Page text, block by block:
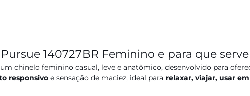
140727BR Feminino e para que serve
chinelo feminino casual, leve e anatômico, desenvolvido para
responsivo e sensação de maciez, ideal para relaxar, viajar, usar